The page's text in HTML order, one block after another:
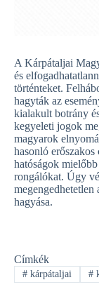
A Kárpátaljai
és
történteket.
hagyták az
kialakult botrány
kegyeleti jogok
magyarok
hasonló erőszakos
hatóságok
rongálókat. Úgy
megengedhetetlen
hagyása.
Címkék
#kárpátaljai #